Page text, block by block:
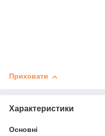
Приховати
Характеристики
Основні